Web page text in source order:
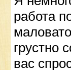
работа
грустно
вас